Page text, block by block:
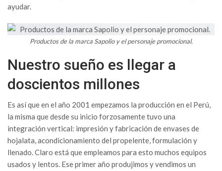
ayudar.
Productos de la marca Sapolio y el personaje promocional.
Nuestro sueño es llegar a
doscientos millones
Es así que en el año 2001 empezamos la producción en el Perú,
la misma que desde su inicio forzosamente tuvo una
integración vertical: impresión y fabricación de envases de
hojalata, acondicionamiento del propelente, formulación y
llenado. Claro está que empleamos para esto muchos equipos
usados y lentos. Ese primer año produjimos y vendimos un